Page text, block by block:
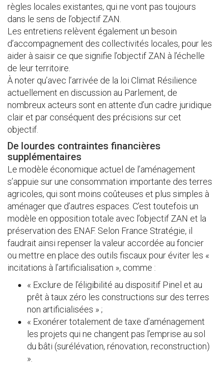
règles locales existantes, qui ne vont pas toujours
dans le sens de l’objectif ZAN.
Les entretiens relèvent également un besoin
d’accompagnement des collectivités locales, pour les
aider à saisir ce que signifie l’objectif ZAN à l’échelle
de leur territoire.
À noter qu’avec l’arrivée de la loi Climat Résilience
actuellement en discussion au Parlement, de
nombreux acteurs sont en attente d’un cadre juridique
clair et par conséquent des précisions sur cet
objectif.
De lourdes contraintes financières
supplémentaires
Le modèle économique actuel de l’aménagement
s’appuie sur une consommation importante des terres
agricoles, qui sont moins coûteuses et plus simples à
aménager que d’autres espaces. C’est toutefois un
modèle en opposition totale avec l’objectif ZAN et la
préservation des ENAF. Selon France Stratégie, il
faudrait ainsi repenser la valeur accordée au foncier
ou mettre en place des outils fiscaux pour éviter les «
incitations à l’artificialisation », comme :
« Exclure de l’éligibilité au dispositif Pinel et au
prêt à taux zéro les constructions sur des terres
non artificialisées » ;
« Exonérer totalement de taxe d’aménagement
les projets qui ne changent pas l’emprise au sol
du bâti (surélévation, rénovation, reconstruction)
».